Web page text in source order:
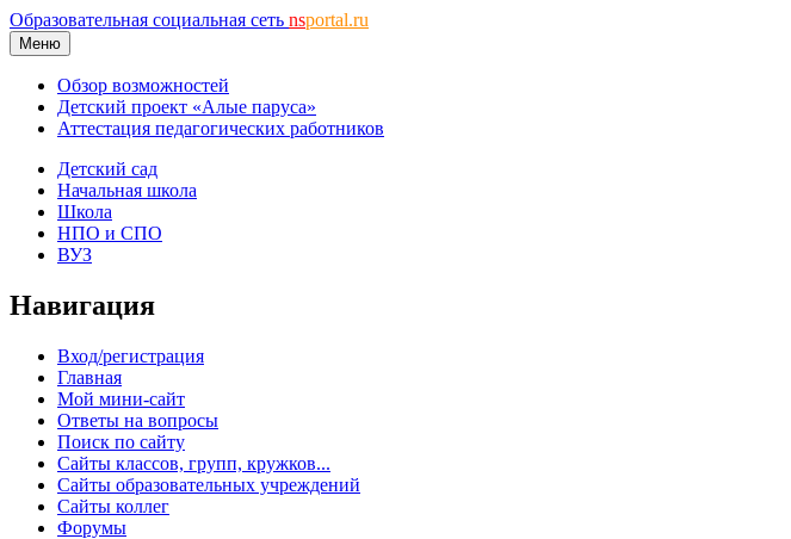
Образовательная социальная сеть nsportal.ru
Меню
Обзор возможностей
Детский проект «Алые паруса»
Аттестация педагогических работников
Детский сад
Начальная школа
Школа
НПО и СПО
ВУЗ
Навигация
Вход/регистрация
Главная
Мой мини-сайт
Ответы на вопросы
Поиск по сайту
Сайты классов, групп, кружков...
Сайты образовательных учреждений
Сайты коллег
Форумы